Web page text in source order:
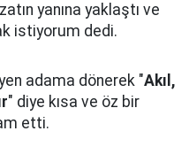
yanına yaklaştı ve
istiyorum dedi.
adama dönerek "Akıl,
" diye kısa ve öz bir
etti.